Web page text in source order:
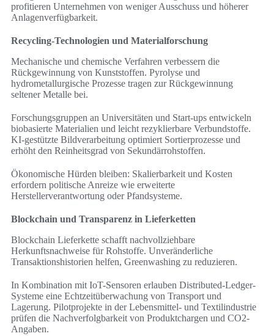
profitieren Unternehmen von weniger Ausschuss und höherer
Anlagenverfügbarkeit.
Recycling-Technologien und Materialforschung
Mechanische und chemische Verfahren verbessern die
Rückgewinnung von Kunststoffen. Pyrolyse und
hydrometallurgische Prozesse tragen zur Rückgewinnung
seltener Metalle bei.
Forschungsgruppen an Universitäten und Start-ups entwickeln
biobasierte Materialien und leicht rezyklierbare Verbundstoffe.
KI-gestützte Bildverarbeitung optimiert Sortierprozesse und
erhöht den Reinheitsgrad von Sekundärrohstoffen.
Ökonomische Hürden bleiben: Skalierbarkeit und Kosten
erfordern politische Anreize wie erweiterte
Herstellerverantwortung oder Pfandsysteme.
Blockchain und Transparenz in Lieferketten
Blockchain Lieferkette schafft nachvollziehbare
Herkunftsnachweise für Rohstoffe. Unveränderliche
Transaktionshistorien helfen, Greenwashing zu reduzieren.
In Kombination mit IoT-Sensoren erlauben Distributed-Ledger-
Systeme eine Echtzeitüberwachung von Transport und
Lagerung. Pilotprojekte in der Lebensmittel- und Textilindustrie
prüfen die Nachverfolgbarkeit von Produktchargen und CO2-
Angaben.